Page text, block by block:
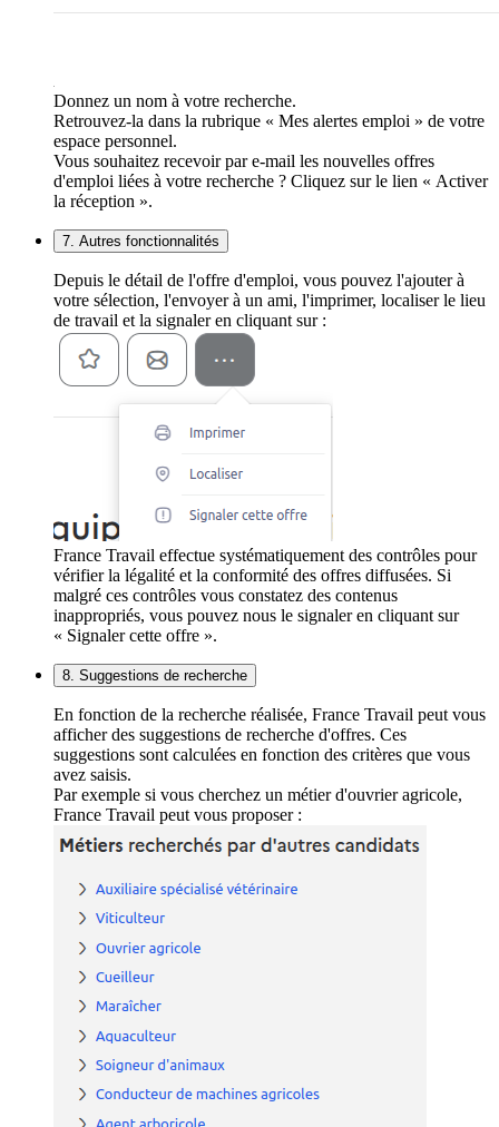
Donnez un nom à votre recherche.
Retrouvez-la dans la rubrique « Mes alertes emploi » de votre
espace personnel.
Vous souhaitez recevoir par e-mail les nouvelles offres
d'emploi liées à votre recherche ? Cliquez sur le lien « Activer
la réception ».
7. Autres fonctionnalités
Depuis le détail de l'offre d'emploi, vous pouvez l'ajouter à
votre sélection, l'envoyer à un ami, l'imprimer, localiser le lieu
de travail et la signaler en cliquant sur :
France Travail effectue systématiquement des contrôles pour
vérifier la légalité et la conformité des offres diffusées. Si
malgré ces contrôles vous constatez des contenus
inappropriés, vous pouvez nous le signaler en cliquant sur
« Signaler cette offre ».
8. Suggestions de recherche
En fonction de la recherche réalisée, France Travail peut vous
afficher des suggestions de recherche d'offres. Ces
suggestions sont calculées en fonction des critères que vous
avez saisis.
Par exemple si vous cherchez un métier d'ouvrier agricole,
France Travail peut vous proposer :